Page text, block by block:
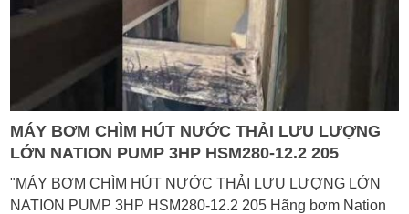
MÁY BƠM CHÌM HÚT NƯỚC THẢI LƯU LƯỢNG
LỚN NATION PUMP 3HP HSM280-12.2 205
"MÁY BƠM CHÌM HÚT NƯỚC THẢI LƯU LƯỢNG LỚN
NATION PUMP 3HP HSM280-12.2 205 Hãng bơm Nation